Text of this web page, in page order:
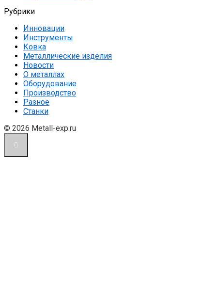
Рубрики
Инновации
Инструменты
Ковка
Металлические изделия
Новости
О металлах
Оборудование
Производство
Разное
Станки
© 2026 Metall-exp.ru